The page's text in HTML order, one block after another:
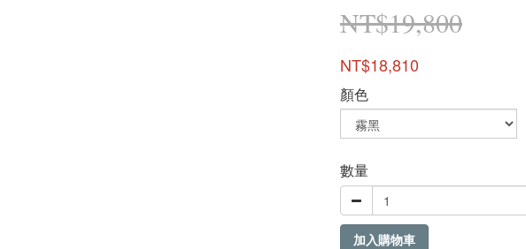
NT$19,800
NT$18,810
顏色
數量
加入購物車